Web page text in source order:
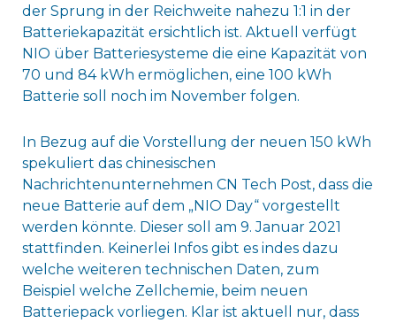
der Sprung in der Reichweite nahezu 1:1 in der
Batteriekapazität ersichtlich ist. Aktuell verfügt
NIO über Batteriesysteme die eine Kapazität von
70 und 84 kWh ermöglichen, eine 100 kWh
Batterie soll noch im November folgen.
In Bezug auf die Vorstellung der neuen 150 kWh
spekuliert das chinesischen
Nachrichtenunternehmen CN Tech Post, dass die
neue Batterie auf dem „NIO Day“ vorgestellt
werden könnte. Dieser soll am 9. Januar 2021
stattfinden. Keinerlei Infos gibt es indes dazu
welche weiteren technischen Daten, zum
Beispiel welche Zellchemie, beim neuen
Batteriepack vorliegen. Klar ist aktuell nur, dass